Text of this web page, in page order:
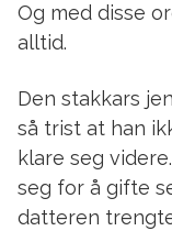
Og med disse
alltid.
Den stakkars
så trist at han
klare seg
seg for å gifte
datteren